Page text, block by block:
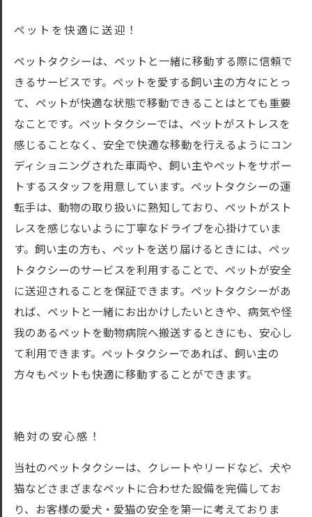
ペットを快適に送迎！
ペットタクシーは、ペットと一緒に移動する際に信頼で
きるサービスです。ペットを愛する飼い主の方々にとっ
て、ペットが快適な状態で移動できることはとても重要
なことです。ペットタクシーでは、ペットがストレスを
感じることなく、安全で快適な移動を行えるようにコン
ディショニングされた車両や、飼い主やペットをサポー
トするスタッフを用意しています。ペットタクシーの運
転手は、動物の取り扱いに熟知しており、ペットがスト
レスを感じないように丁寧なドライブを心掛けていま
す。飼い主の方も、ペットを送り届けるときには、ペッ
トタクシーのサービスを利用することで、ペットが安全
に送迎されることを保証できます。ペットタクシーがあ
れば、ペットと一緒にお出かけしたいときや、病気や怪
我のあるペットを動物病院へ搬送するときにも、安心し
て利用できます。ペットタクシーであれば、飼い主の
方々もペットも快適に移動することができます。
絶対の安心感！
当社のペットタクシーは、クレートやリードなど、犬や
猫などさまざまなペットに合わせた設備を完備してお
り、お客様の愛犬・愛猫の安全を第一に考えておりま